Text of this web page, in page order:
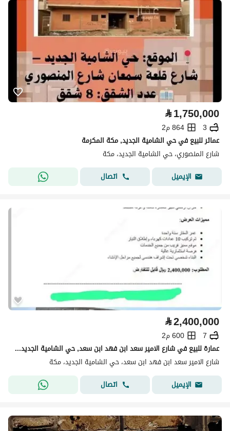
⃁1,750,000
3
864 م2
عمائر للبيع في حي الشامية الجديد, مكة المكرمة
شارع المنصوري، حي الشامية الجديد، مكة
الإيميل
اتصال
⃁2,400,000
7
600 م2
عمارة للبيع في شارع الامير سعد ابن فهد ابن سعد, حي الشامية الجديد, مدينة مكه المكرمه, منطقة مكة المكرمة
شارع الامير سعد ابن فهد ابن سعد، حي الشامية الجديد، مكة
الإيميل
اتصال